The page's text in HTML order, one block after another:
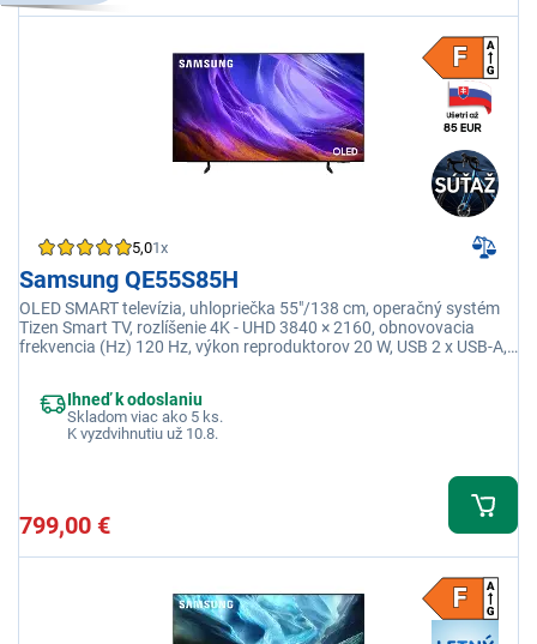
5,01x
Samsung QE55S85H
OLED SMART televízia, uhlopriečka 55"/138 cm, operačný systém
Tizen Smart TV, rozlíšenie 4K - UHD 3840 × 2160, obnovovacia
frekvencia (Hz) 120 Hz, výkon reproduktorov 20 W, USB 2 x USB-A,
Ihneď k odoslaniu
Skladom viac ako 5 ks.
K vyzdvihnutiu už 10.8.
799,00 €